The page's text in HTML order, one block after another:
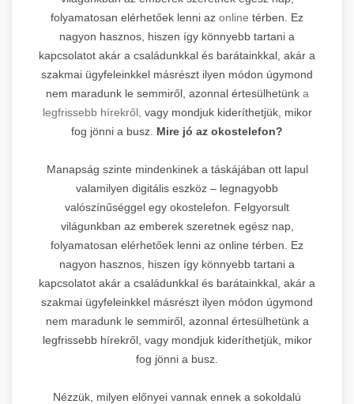
folyamatosan elérhetőek lenni az online térben. Ez
nagyon hasznos, hiszen így könnyebb tartani a
kapcsolatot akár a családunkkal és barátainkkal, akár a
szakmai ügyfeleinkkel másrészt ilyen módon úgymond
nem maradunk le semmiről, azonnal értesülhetünk a
legfrissebb hírekről, vagy mondjuk kideríthetjük, mikor
fog jönni a busz. Mire jó az okostelefon?
Manapság szinte mindenkinek a táskájában ott lapul
valamilyen digitális eszköz – legnagyobb
valószínűséggel egy okostelefon. Felgyorsult
világunkban az emberek szeretnek egész nap,
folyamatosan elérhetőek lenni az online térben. Ez
nagyon hasznos, hiszen így könnyebb tartani a
kapcsolatot akár a családunkkal és barátainkkal, akár a
szakmai ügyfeleinkkel másrészt ilyen módon úgymond
nem maradunk le semmiről, azonnal értesülhetünk a
legfrissebb hírekről, vagy mondjuk kideríthetjük, mikor
fog jönni a busz.
Nézzük, milyen előnyei vannak ennek a sokoldalú